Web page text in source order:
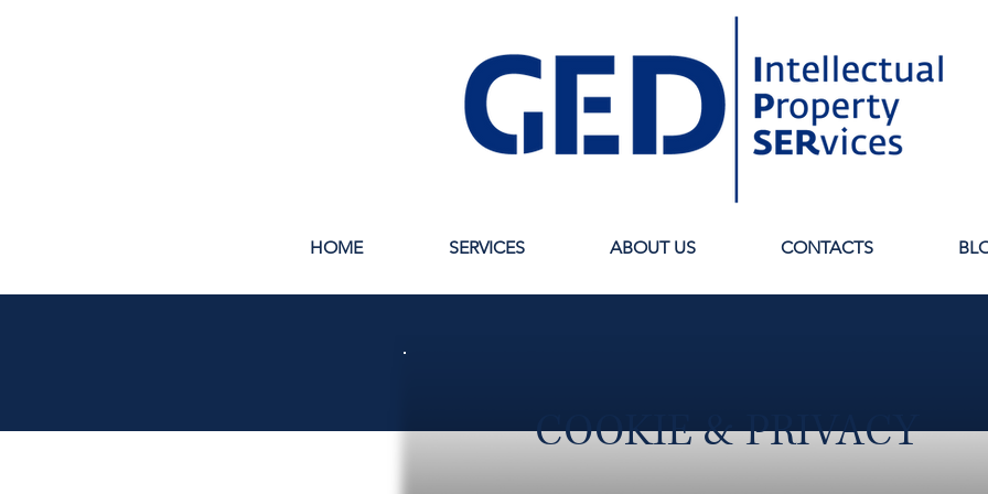
HOME SERVICES ABOUT US CONTACTS
COOKIE & PRIVACY